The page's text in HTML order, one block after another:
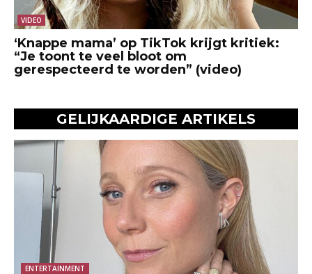
VIDEO
‘Knappe mama’ op TikTok krijgt kritiek:
“Je toont te veel bloot om
gerespecteerd te worden” (video)
GELIJKAARDIGE ARTIKELS
ENTERTAINMENT